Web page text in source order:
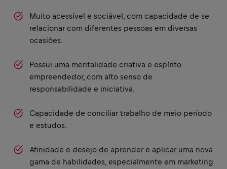
Muito acessível e sociável, com capacidade de se
relacionar com diferentes pessoas em diversas
ocasiões.
Possui uma mentalidade criativa e espírito
empreendedor, com alto senso de
responsabilidade e iniciativa.
Capacidade de conciliar trabalho de meio período
e estudos.
Afinidade e desejo de aprender e aplicar uma nova
gama de habilidades, especialmente em marketing